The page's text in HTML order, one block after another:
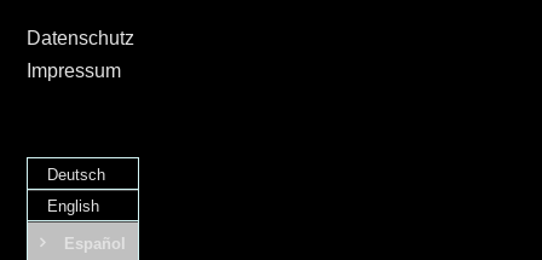
Datenschutz
Impressum
Deutsch
English
Español